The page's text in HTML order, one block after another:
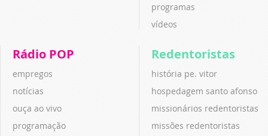
programas
vídeos
Rádio POP
empregos
notícias
ouça ao vivo
programação
Redentoristas
história pe. vitor
hospedagem santo afonso
missionários redentoristas
missões redentoristas